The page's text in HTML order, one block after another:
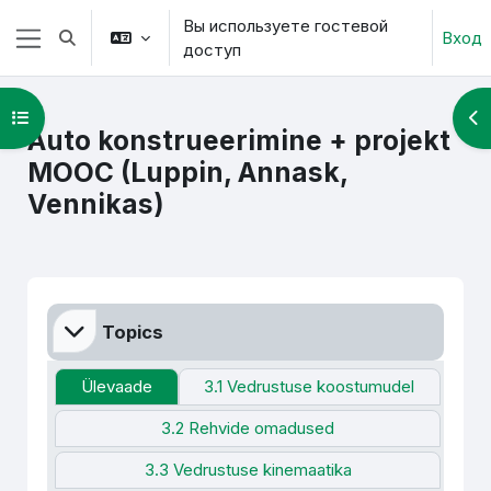
Перейти к основному содержанию
Боковая панель
Изменить данные поисковой строки
Вы используете гостевой
доступ
Вход
Auto konstrueerimine + projekt
MOOC (Luppin, Annask,
Vennikas)
Открыть оглавление курса
Section outline
Topics
Ülevaade
3.1 Vedrustuse koostumudel
3.2 Rehvide omadused
3.3 Vedrustuse kinemaatika